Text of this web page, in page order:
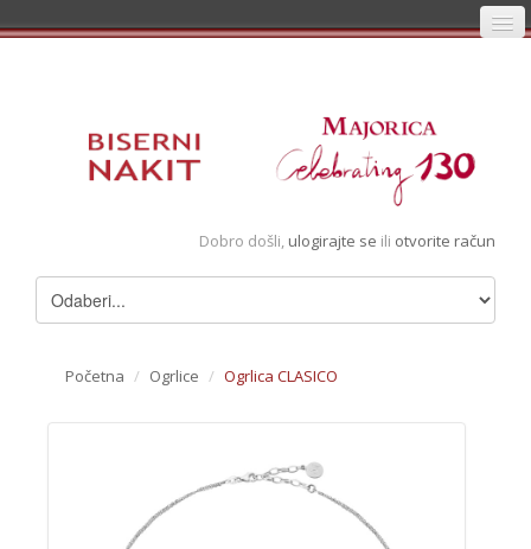
Registracija
Pregledani artikli
Dobro došli, ulogirajte se ili otvorite račun
Početna / Ogrlice / Ogrlica CLASICO